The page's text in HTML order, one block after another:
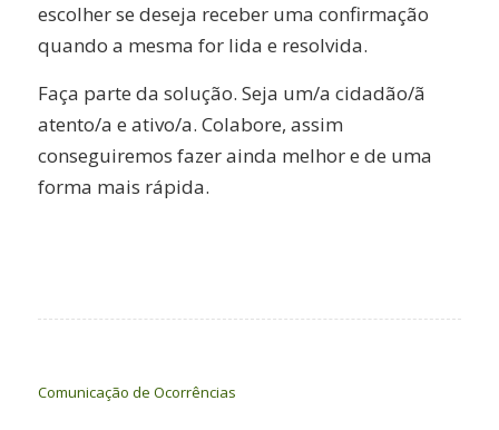
escolher se deseja receber uma confirmação
quando a mesma for lida e resolvida.
Faça parte da solução. Seja um/a cidadão/ã
atento/a e ativo/a. Colabore, assim
conseguiremos fazer ainda melhor e de uma
forma mais rápida.
Comunicação de Ocorrências